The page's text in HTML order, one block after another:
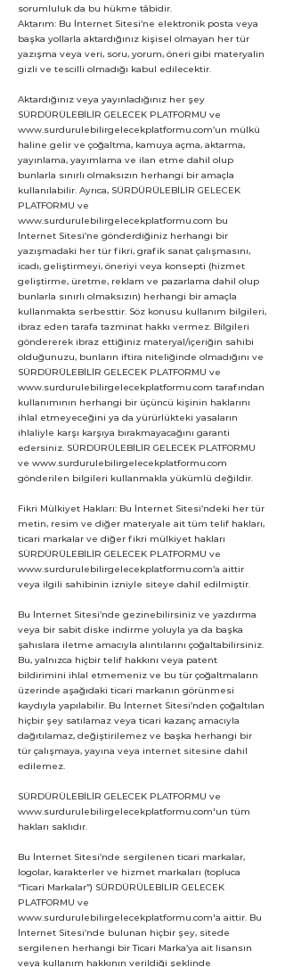
sorumluluk da bu hükme tâbidir.
Aktarım: Bu İnternet Sitesi’ne elektronik posta veya
başka yollarla aktardığınız kişisel olmayan her tür
yazışma veya veri, soru, yorum, öneri gibi materyalin
gizli ve tescilli olmadığı kabul edilecektir.
Aktardığınız veya yayınladığınız her şey
SÜRDÜRÜLEBİLİR GELECEK PLATFORMU ve
www.surdurulebilirgelecekplatformu.com’un mülkü
haline gelir ve çoğaltma, kamuya açma, aktarma,
yayınlama, yayımlama ve ilan etme dahil olup
bunlarla sınırlı olmaksızın herhangi bir amaçla
kullanılabilir. Ayrıca, SÜRDÜRÜLEBİLİR GELECEK
PLATFORMU ve
www.surdurulebilirgelecekplatformu.com bu
İnternet Sitesi’ne gönderdiğiniz herhangi bir
yazışmadaki her tür fikri, grafik sanat çalışmasını,
icadı, geliştirmeyi, öneriyi veya konsepti (hizmet
geliştirme, üretme, reklam ve pazarlama dahil olup
bunlarla sınırlı olmaksızın) herhangi bir amaçla
kullanmakta serbesttir. Söz konusu kullanım bilgileri,
ibraz eden tarafa tazminat hakkı vermez. Bilgileri
göndererek ibraz ettiğiniz materyal/içeriğin sahibi
olduğunuzu, bunların iftira niteliğinde olmadığını ve
SÜRDÜRÜLEBİLİR GELECEK PLATFORMU ve
www.surdurulebilirgelecekplatformu.com tarafından
kullanımının herhangi bir üçüncü kişinin haklarını
ihlal etmeyeceğini ya da yürürlükteki yasaların
ihlaliyle karşı karşıya bırakmayacağını garanti
edersiniz. SÜRDÜRÜLEBİLİR GELECEK PLATFORMU
ve www.surdurulebilirgelecekplatformu.com
gönderilen bilgileri kullanmakla yükümlü değildir.
Fikri Mülkiyet Hakları: Bu İnternet Sitesi’ndeki her tür
metin, resim ve diğer materyale ait tüm telif hakları,
ticari markalar ve diğer fikri mülkiyet hakları
SÜRDÜRÜLEBİLİR GELECEK PLATFORMU ve
www.surdurulebilirgelecekplatformu.com’a aittir
veya ilgili sahibinin izniyle siteye dahil edilmiştir.
Bu İnternet Sitesi’nde gezinebilirsiniz ve yazdırma
veya bir sabit diske indirme yoluyla ya da başka
şahıslara iletme amacıyla alıntılarını çoğaltabilirsiniz.
Bu, yalnızca hiçbir telif hakkını veya patent
bildirimini ihlal etmemeniz ve bu tür çoğaltmaların
üzerinde aşağıdaki ticari markanın görünmesi
kaydıyla yapılabilir. Bu İnternet Sitesi’nden çoğaltılan
hiçbir şey satılamaz veya ticari kazanç amacıyla
dağıtılamaz, değiştirilemez ve başka herhangi bir
tür çalışmaya, yayına veya internet sitesine dahil
edilemez.
SÜRDÜRÜLEBİLİR GELECEK PLATFORMU ve
www.surdurulebilirgelecekplatformu.com'un tüm
hakları saklıdır.
Bu İnternet Sitesi’nde sergilenen ticari markalar,
logolar, karakterler ve hizmet markaları (topluca
“Ticari Markalar”) SÜRDÜRÜLEBİLİR GELECEK
PLATFORMU ve
www.surdurulebilirgelecekplatformu.com'a aittir. Bu
İnternet Sitesi’nde bulunan hiçbir şey, sitede
sergilenen herhangi bir Ticari Marka’ya ait lisansın
veya kullanım hakkının verildiği şeklinde